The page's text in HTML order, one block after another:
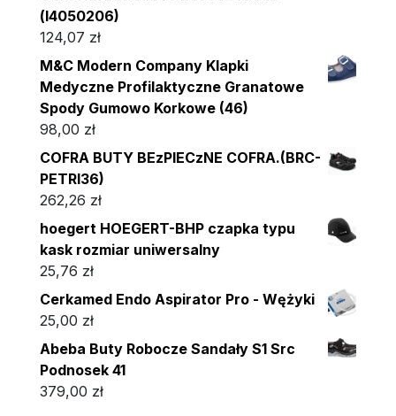
(l4050206)
124,07 zł
M&C Modern Company Klapki
Medyczne Profilaktyczne Granatowe
Spody Gumowo Korkowe (46)
98,00 zł
COFRA BUTY BEzPIECzNE COFRA.(BRC-
PETRI36)
262,26 zł
hoegert HOEGERT-BHP czapka typu
kask rozmiar uniwersalny
25,76 zł
Cerkamed Endo Aspirator Pro - Wężyki
25,00 zł
Abeba Buty Robocze Sandały S1 Src
Podnosek 41
379,00 zł